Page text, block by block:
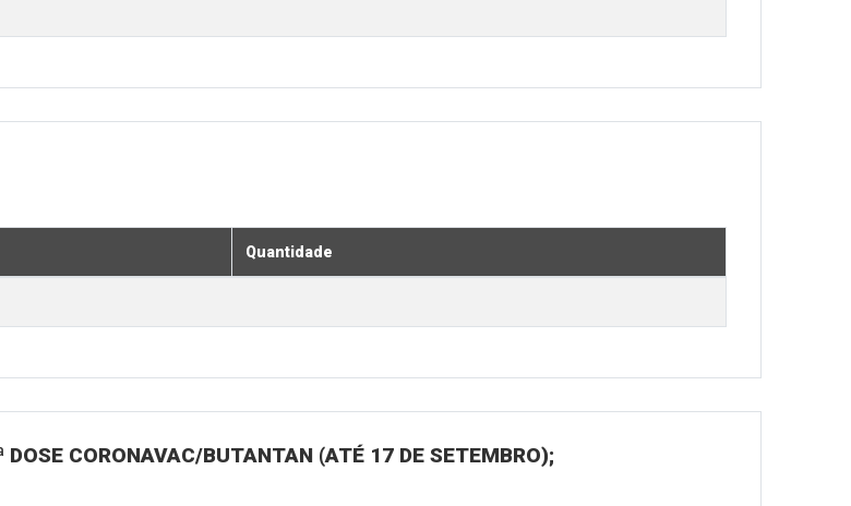
Quantidade
CORONAVAC/BUTANTAN (ATÉ 17 DE SETEMBRO);